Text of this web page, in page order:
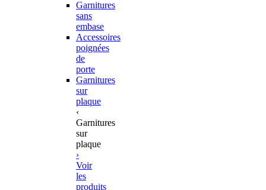
Garnitures
sans
embase
Accessoires
poignées
de
porte
Garnitures
sur
plaque
‹
Garnitures
sur
plaque
›
Voir
les
produits